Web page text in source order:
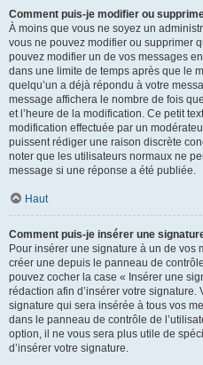
Comment puis-je modifier ou
À moins que vous ne soyez un
vous ne pouvez modifier ou supprimer
pouvez modifier un de vos messages
dans une limite de temps après que le
quelqu’un a déjà répondu à votre
message affichera le nombre de fois
et l’heure de la modification. Ce petit
modification effectuée par un
puissent rédiger une raison discrète
noter que les utilisateurs normaux ne
message si une réponse a été publiée.
Haut
Comment puis-je insérer une
Pour insérer une signature à un de vos
créer une depuis le panneau de
pouvez cocher la case « Insérer une
rédaction afin d’insérer votre
signature qui sera insérée à tous vos
dans le panneau de contrôle de
option, il ne vous sera plus utile de
d’insérer votre signature.